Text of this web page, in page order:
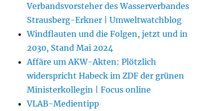
Verbandsvorsteher des Wasserverbandes
Strausberg-Erkner | Umweltwatchblog
Windflauten und die Folgen, jetzt und in
2030, Stand Mai 2024
Affäre um AKW-Akten: Plötzlich
widerspricht Habeck im ZDF der grünen
Ministerkollegin | Focus online
VLAB-Medientipp